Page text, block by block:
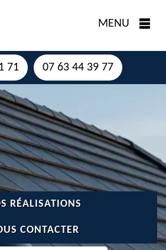
MENU
71 07 63 44 39 77
RÉALISATIONS
CONTACTER